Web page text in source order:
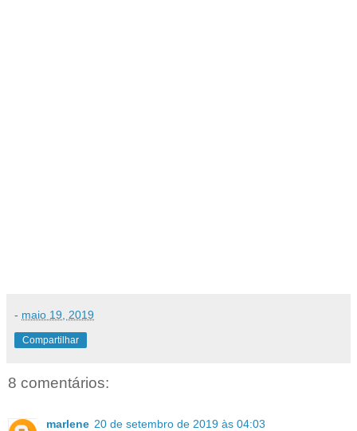
- maio 19, 2019
Compartilhar
8 comentários:
marlene 20 de setembro de 2019 às 04:03